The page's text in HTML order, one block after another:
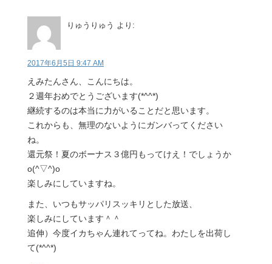
りゅうりゅう より:
2017年6月5日 9:47 AM
えみたんさん、こんにちは。
２週年おめでとうございます(*^^*)
継続するのは本当に力がいることだと思います。
これからも、無理のないようにガンバってください
ね。
還元祭！夏のボーナス３億円もってけえ！でしょうか
o(^▽^)o
楽しみにしていますね。
また、いつもサッパリスッキリとした放送、
楽しみにしています＾＾
追伸）今度イカちゃん連れてってね。わたしを出荷し
て(*^^*)